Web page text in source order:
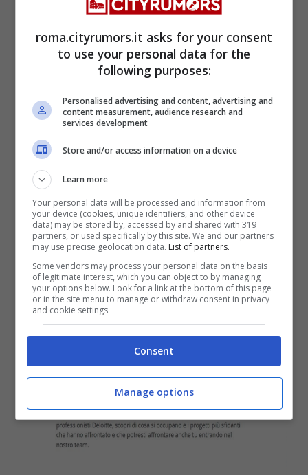
che attualmente sono sparsi in
I profili richiesti sono diversi, si tratta sia di
neolaureati che stagisti.Nello specifico le
figure richieste dal gruppo Deloitte a Roma
sono:
analisti e revisori contabili, consultant,
informatici ed esperti
legale e finanziario.Non mancano, inoltre,
ricerche periodiche di profili da inserire nelle
aree marketinge dei servizi generali e
segreteria
roma.cityrumors.it asks for your consent
to use your personal data for the
following purposes:
Personalised advertising and content, advertising and
content measurement, audience research and
services development
Store and/or access information on a device
Learn more
Your personal data will be processed and information from
your device (cookies, unique identifiers, and other device
data) may be stored by, accessed by and shared with 319
partners, or used specifically by this site. We and our partners
may use precise geolocation data. List of partners.
Some vendors may process your personal data on the basis
of legitimate interest, which you can object to by managing
your options below. Look for a link at the bottom of this page
or in the site menu to manage or withdraw consent in privacy
and cookie settings.
Consent
Manage options